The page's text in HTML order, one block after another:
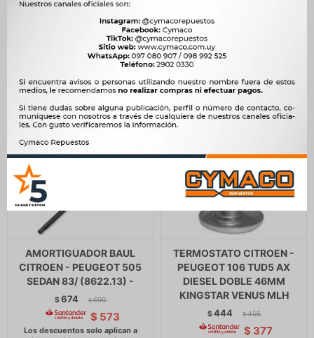
2.599
AMORTIGUADOR BAUL
CITROEN - PEUGEOT 505
SEDAN 83/ (8622.13) -
$674 $ 690
$ 573
TERMOSTATO CITROEN -
PEUGEOT 106 TUD5 AX
DIESEL DOBLE 46MM
KINGSTAR VENUS MLH
$444 $ 455
$ 377